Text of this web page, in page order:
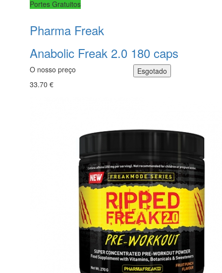
Portes Gratuitos
Pharma Freak
Anabolic Freak 2.0 180 caps
O nosso preço
33.70 €